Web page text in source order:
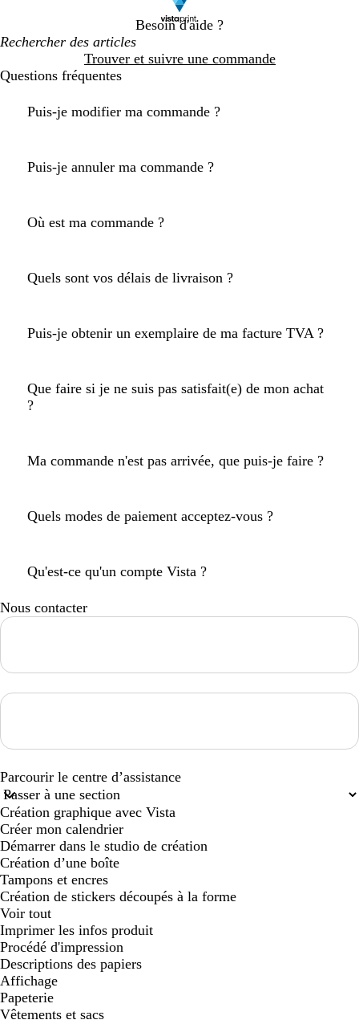
Besoin d'aide ?
Trouver et suivre une commande
Questions fréquentes
Puis-je modifier ma commande ?
Puis-je annuler ma commande ?
Où est ma commande ?
Quels sont vos délais de livraison ?
Puis-je obtenir un exemplaire de ma facture TVA ?
Que faire si je ne suis pas satisfait(e) de mon achat
?
Ma commande n'est pas arrivée, que puis-je faire ?
Quels modes de paiement acceptez-vous ?
Qu'est-ce qu'un compte Vista ?
Nous contacter
Parcourir le centre d’assistance
Création graphique avec Vista
Créer mon calendrier
Démarrer dans le studio de création
Création d’une boîte
Tampons et encres
Création de stickers découpés à la forme
Voir tout
Imprimer les infos produit
Procédé d'impression
Descriptions des papiers
Affichage
Papeterie
Vêtements et sacs